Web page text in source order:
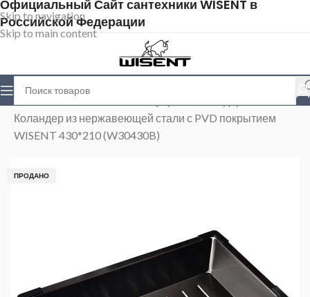
Skip to navigation
Skip to main content
Официальный Сайт сантехники WISENT в
Российской Федерации
Магазин
Коландер из нержавеющей стали с PVD покрытием
WISENT 430*210 (W30430B)
ПРОДАНО